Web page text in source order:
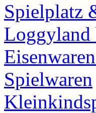
Spielplatz
Loggyland
Spielwaren